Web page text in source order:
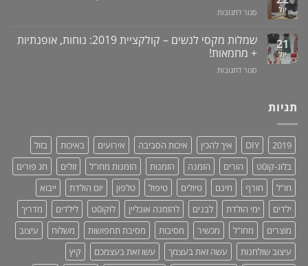
זיקפה
תערובת
צמחים
ילדים
מוצר
גאוני
ומציל
חיים!
יול סגור לתגובות
מעמד
לאוזניות
21
יול
שמלות מקסי לנשים – קולקציית 2019: נוחות, אופנתיות
+ מחמאות!
סגור לתגובות
2019:
נוחות,
אופנתיות
+
מחמאות!
תגיות
2019
DIY איך להכין איכות הסביבה אירועים באיכות
בזול
בלוג-קו0ט
הורים הזמנה הזמנות הזמנות מחו"ל זולים
חג פורים
חו"ל
חורף חינם טיולים טיפול טלפון יום הולדת
ייבוא
ילדים
ימי הולדת לבנים להזמנה אונליין לוקו0ט לילדים
מדריך
מוצרים
מחו"ל מכשיר מסיבות מסיבת תחפושות משלוח
עיצוב
עיצוב שולחנות
עשה זאת בעצמך עשו זאת בעצמכם
קיץ